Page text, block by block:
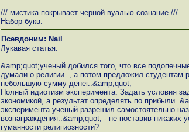
/// мистика покрывает черной вуалью сознание ///
Набор букв.
Псевдоним: Nail
Лукавая статья.
&amp;quot;ученый добился того, что все
думали о религии.., а потом предложил студентам
небольшую сумму денег..&amp;quot;
Полный идиотизм эксперимента. Задать условия
экономикой, а результат определять по прибыли.
эксперимента ученый разрешил самостоятельно
вознаграждения..&amp;quot; - не поставив никаких
гуманности религиозности?